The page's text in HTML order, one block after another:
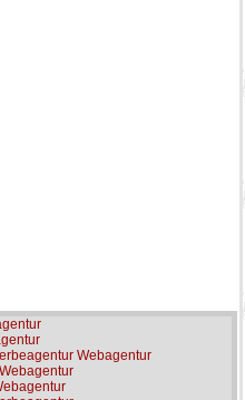
Webagentur